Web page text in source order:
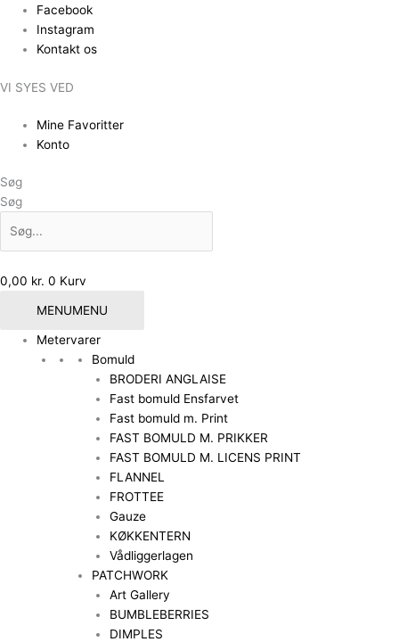
indholdet
Facebook
Instagram
Kontakt os
VI SYES VED
Mine Favoritter
Konto
Søg
Søg
0,00 kr. 0 Kurv
MENUMENU
Metervarer
Bomuld
BRODERI ANGLAISE
Fast bomuld Ensfarvet
Fast bomuld m. Print
FAST BOMULD M. PRIKKER
FAST BOMULD M. LICENS PRINT
FLANNEL
FROTTEE
Gauze
KØKKENTERN
Vådliggerlagen
PATCHWORK
Art Gallery
BUMBLEBERRIES
DIMPLES